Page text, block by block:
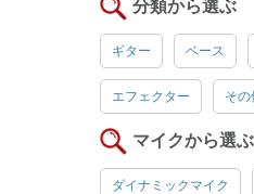
分類から選ぶ
ギター ベース
エフェクター その
マイクから選ぶ
ダイナミックマイク